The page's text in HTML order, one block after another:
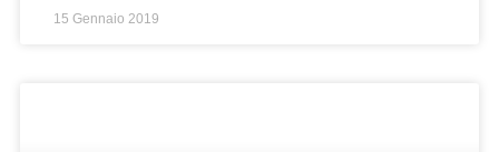
15 Gennaio 2019